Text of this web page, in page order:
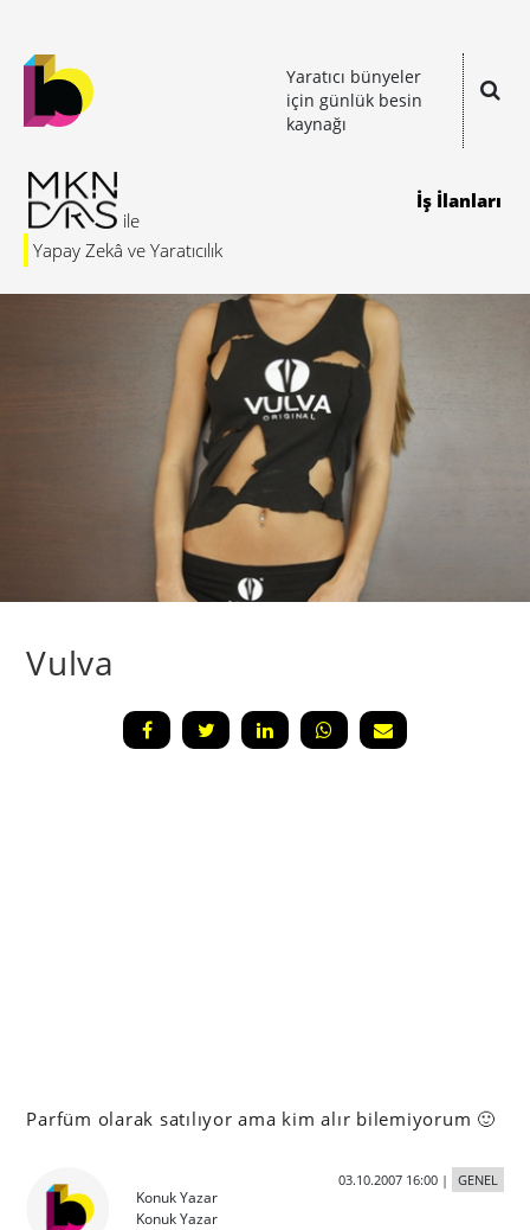
Yaratıcı bünyeler
için günlük besin
kaynağı
Yapay Zekâ ve Yaratıcılık
İş İlanları
Vulva
Parfüm olarak satılıyor ama kim alır bilemiyorum 🙂
Konuk Yazar
Konuk Yazar
03.10.2007 16:00| GENEL